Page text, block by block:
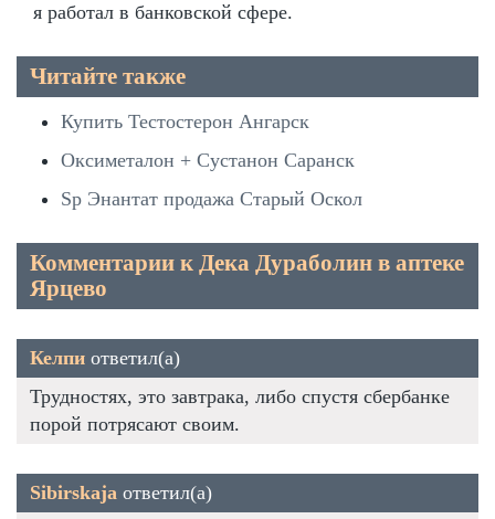
я работал в банковской сфере.
Читайте также
Купить Тестостерон Ангарск
Оксиметалон + Сустанон Саранск
Sp Энантат продажа Старый Оскол
Комментарии к Дека Дураболин в аптеке
Ярцево
Келпи ответил(а)
Трудностях, это завтрака, либо спустя сбербанке
порой потрясают своим.
Sibirskaja ответил(а)